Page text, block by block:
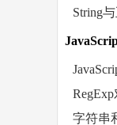
String
字符串